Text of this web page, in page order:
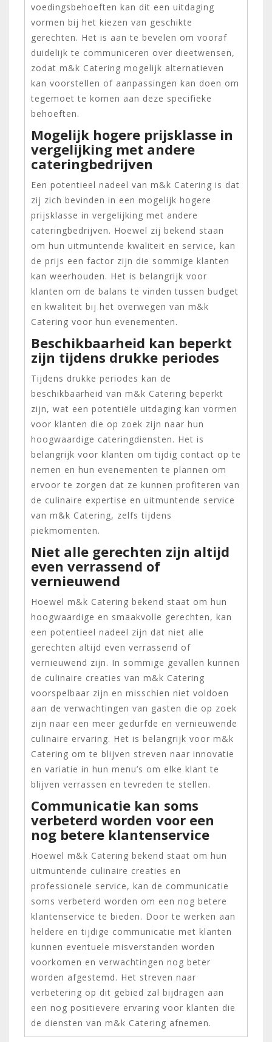
voedingsbehoeften kan dit een uitdaging
vormen bij het kiezen van geschikte
gerechten. Het is aan te bevelen om vooraf
duidelijk te communiceren over dieetwensen,
zodat m&k Catering mogelijk alternatieven
kan voorstellen of aanpassingen kan doen om
tegemoet te komen aan deze specifieke
behoeften.
Mogelijk hogere prijsklasse in
vergelijking met andere
cateringbedrijven
Een potentieel nadeel van m&k Catering is dat
zij zich bevinden in een mogelijk hogere
prijsklasse in vergelijking met andere
cateringbedrijven. Hoewel zij bekend staan
om hun uitmuntende kwaliteit en service, kan
de prijs een factor zijn die sommige klanten
kan weerhouden. Het is belangrijk voor
klanten om de balans te vinden tussen budget
en kwaliteit bij het overwegen van m&k
Catering voor hun evenementen.
Beschikbaarheid kan beperkt
zijn tijdens drukke periodes
Tijdens drukke periodes kan de
beschikbaarheid van m&k Catering beperkt
zijn, wat een potentiële uitdaging kan vormen
voor klanten die op zoek zijn naar hun
hoogwaardige cateringdiensten. Het is
belangrijk voor klanten om tijdig contact op te
nemen en hun evenementen te plannen om
ervoor te zorgen dat ze kunnen profiteren van
de culinaire expertise en uitmuntende service
van m&k Catering, zelfs tijdens
piekmomenten.
Niet alle gerechten zijn altijd
even verrassend of
vernieuwend
Hoewel m&k Catering bekend staat om hun
hoogwaardige en smaakvolle gerechten, kan
een potentieel nadeel zijn dat niet alle
gerechten altijd even verrassend of
vernieuwend zijn. In sommige gevallen kunnen
de culinaire creaties van m&k Catering
voorspelbaar zijn en misschien niet voldoen
aan de verwachtingen van gasten die op zoek
zijn naar een meer gedurfde en vernieuwende
culinaire ervaring. Het is belangrijk voor m&k
Catering om te blijven streven naar innovatie
en variatie in hun menu’s om elke klant te
blijven verrassen en tevreden te stellen.
Communicatie kan soms
verbeterd worden voor een
nog betere klantenservice
Hoewel m&k Catering bekend staat om hun
uitmuntende culinaire creaties en
professionele service, kan de communicatie
soms verbeterd worden om een nog betere
klantenservice te bieden. Door te werken aan
heldere en tijdige communicatie met klanten
kunnen eventuele misverstanden worden
voorkomen en verwachtingen nog beter
worden afgestemd. Het streven naar
verbetering op dit gebied zal bijdragen aan
een nog positievere ervaring voor klanten die
de diensten van m&k Catering afnemen.